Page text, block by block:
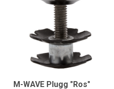
M-WAVE Plugg "Ros"